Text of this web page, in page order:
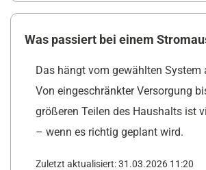
Was passiert bei einem
Das hängt vom gewählten System
Von eingeschränkter Versorgung
größeren Teilen des Haushalts ist
– wenn es richtig geplant wird.
Zuletzt aktualisiert: 31.03.2026 11:20